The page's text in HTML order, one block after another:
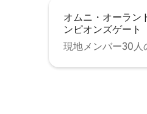
オムニ・オーラン
ンピオンズゲート
現地メンバー30人